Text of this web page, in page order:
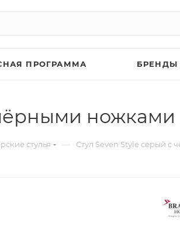
ПРОГРАММА БРЕНДЫ
ножками
стулья — Стул Seven Style серый